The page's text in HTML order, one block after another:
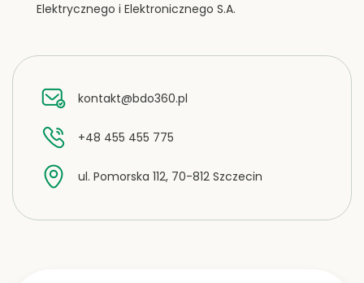
Elektrycznego i Elektronicznego S.A.
kontakt@bdo360.pl
+48 455 455 775
ul. Pomorska 112, 70-812 Szczecin